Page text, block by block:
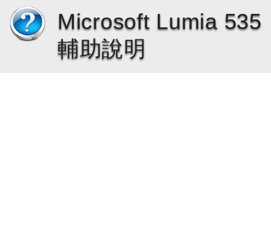
Microsoft Lumia 535
輔助說明